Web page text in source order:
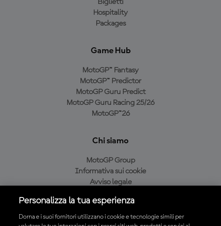
Biglietti
Hospitality
Packages
Game Hub
MotoGP™ Fantasy
MotoGP™ Predictor
MotoGP Guru Predict
MotoGP Guru Racing 25/26
MotoGP™26
Chi siamo
MotoGP Group
Informativa sui cookie
Avviso legale
Condizioni di acquisto
Personalizza la tua esperienza
Dorna e i suoi fornitori utilizzano i cookie e tecnologie simili per